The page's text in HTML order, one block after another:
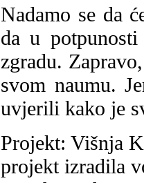
Nadamo se da
da u
zgradu.
svom naumu.
uvjerili kako je
Projekt: Višnja
projekt izradila